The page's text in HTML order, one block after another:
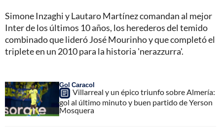
Simone Inzaghi y Lautaro Martínez comandan al mejor
Inter de los últimos 10 años, los herederos del temido
combinado que lideró José Mourinho y que completó el
triplete en un 2010 para la historia 'nerazzurra'.
Gol Caracol
Villarreal y un épico triunfo sobre Almería:
gol al último minuto y buen partido de Yerson
Mosquera